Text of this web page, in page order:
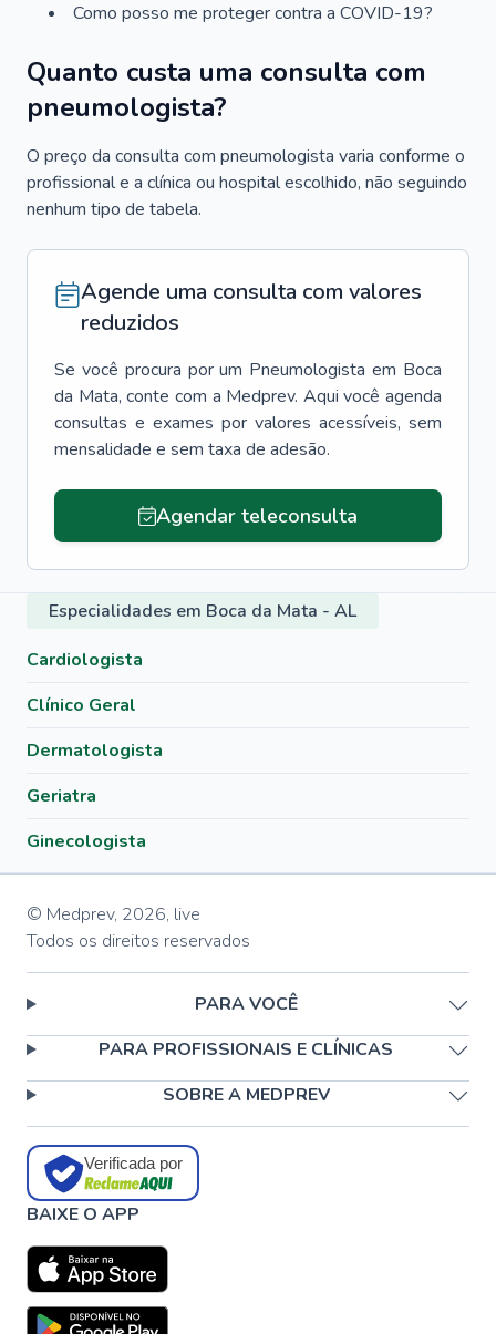
Como posso me proteger contra a COVID-19?
Quanto custa uma consulta com
pneumologista?
O preço da consulta com pneumologista varia conforme o
profissional e a clínica ou hospital escolhido, não seguindo
nenhum tipo de tabela.
Agende uma consulta com valores
reduzidos
Se você procura por um Pneumologista em Boca
da Mata, conte com a Medprev. Aqui você agenda
consultas e exames por valores acessíveis, sem
mensalidade e sem taxa de adesão.
Agendar teleconsulta
Especialidades em Boca da Mata - AL
Cardiologista
Clínico Geral
Dermatologista
Geriatra
Ginecologista
© Medprev, 2026, live
Todos os direitos reservados
PARA VOCÊ
PARA PROFISSIONAIS E CLÍNICAS
SOBRE A MEDPREV
Verificada por
BAIXE O APP